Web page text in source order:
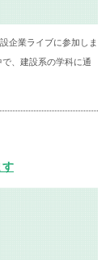
企業ライブに参加しま
、建設系の学科に通